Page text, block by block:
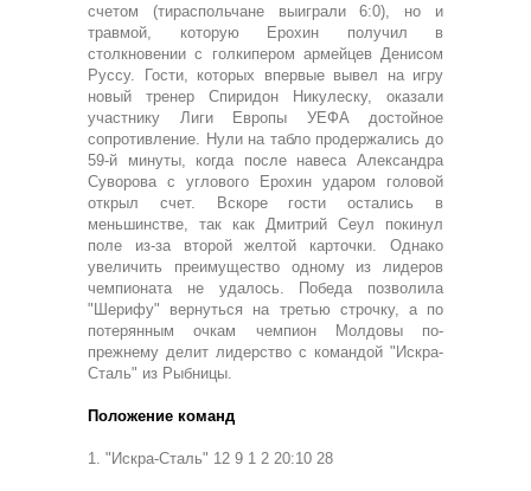
счетом (тираспольчане выиграли 6:0), но и
травмой, которую Ерохин получил в
столкновении с голкипером армейцев Денисом
Руссу. Гости, которых впервые вывел на игру
новый тренер Спиридон Никулеску, оказали
участнику Лиги Европы УЕФА достойное
сопротивление. Нули на табло продержались до
59-й минуты, когда после навеса Александра
Суворова с углового Ерохин ударом головой
открыл счет. Вскоре гости остались в
меньшинстве, так как Дмитрий Сеул покинул
поле из-за второй желтой карточки. Однако
увеличить преимущество одному из лидеров
чемпионата не удалось. Победа позволила
"Шерифу" вернуться на третью строчку, а по
потерянным очкам чемпион Молдовы по-
прежнему делит лидерство с командой "Искра-
Сталь" из Рыбницы.
Положение команд
1. "Искра-Сталь" 12 9 1 2 20:10 28